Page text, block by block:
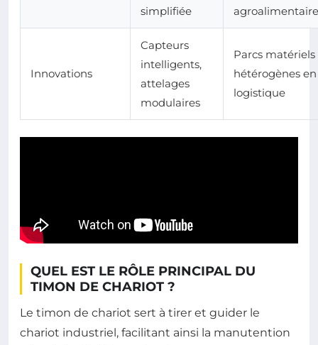
simplifiée
agroalimentaire
Innovations
Capteurs
intelligents,
attelages
modulaires
Parcs matériels
hétérogènes en
logistique
QUEL EST LE RÔLE PRINCIPAL DU
TIMON DE CHARIOT ?
Le timon de chariot sert à tirer et guider le
chariot industriel, facilitant ainsi la manutention